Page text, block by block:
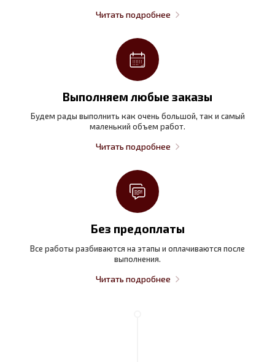
Читать подробнее
Выполняем любые заказы
Будем рады выполнить как очень большой, так и самый
маленький объем работ.
Читать подробнее
Без предоплаты
Все работы разбиваются на этапы и оплачиваются после
выполнения.
Читать подробнее